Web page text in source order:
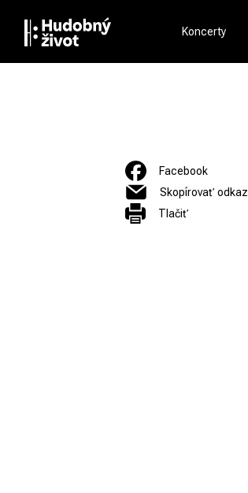
Koncerty
Facebook
Skopírovať odkaz
Tlačiť